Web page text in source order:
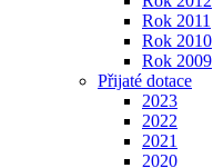
Rok 2011
Rok 2010
Rok 2009
Přijaté dotace
2023
2022
2021
2020